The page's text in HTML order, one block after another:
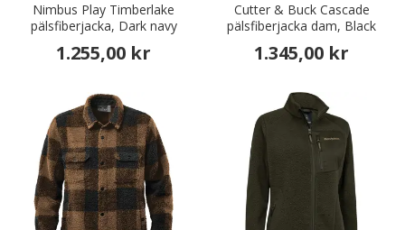
Nimbus Play Timberlake
pälsfiberjacka, Dark navy
1.255,00 kr
Cutter & Buck Cascade
pälsfiberjacka dam, Black
1.345,00 kr